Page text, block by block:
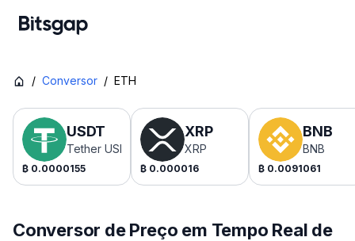
/ Conversor / ETH
USDT
Tether USDt
₿ 0.0000155
XRP
XRP
₿ 0.000016
BNB
BNB
₿ 0.0091061
Conversor de Preço em Tempo Real de